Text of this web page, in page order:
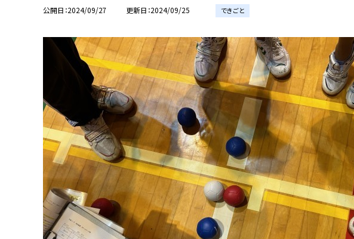
公開日 2024/09/27 更新日 2024/09/25 できごと